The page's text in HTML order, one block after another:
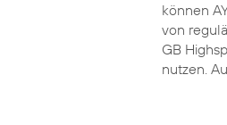
können
von
GB
nutzen.